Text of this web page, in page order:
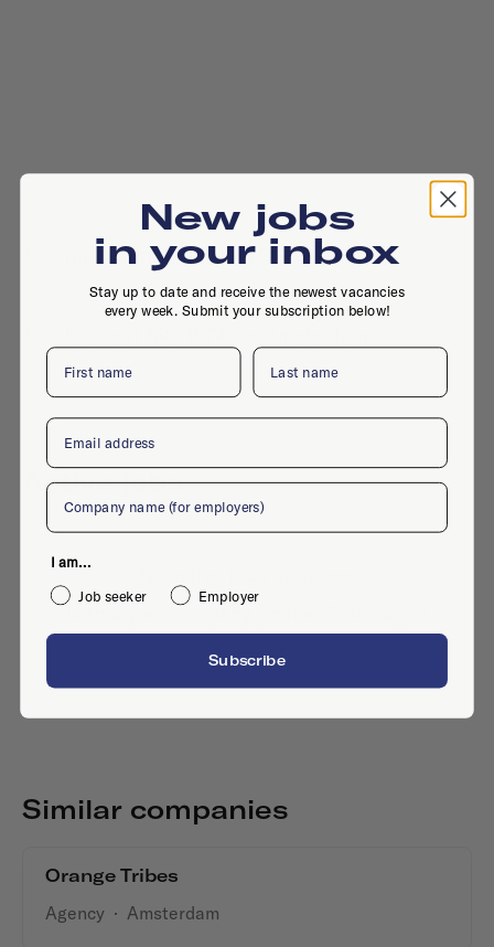
Tolstraat 186, 1074 vn, Amsterdam
Active jobs
Is this your company profile?
Similar companies
Orange Tribes
Agency · Amsterdam
New jobs
in your inbox
Stay up to date and receive the newest vacancies
every week. Submit your subscription below!
First name Last name
Email
Company
I am...
Job seeker
Employer
Subscribe